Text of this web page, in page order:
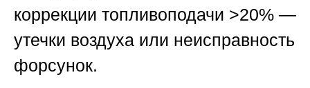
коррекции топливоподачи >20% —
утечки воздуха или неисправность
форсунок.